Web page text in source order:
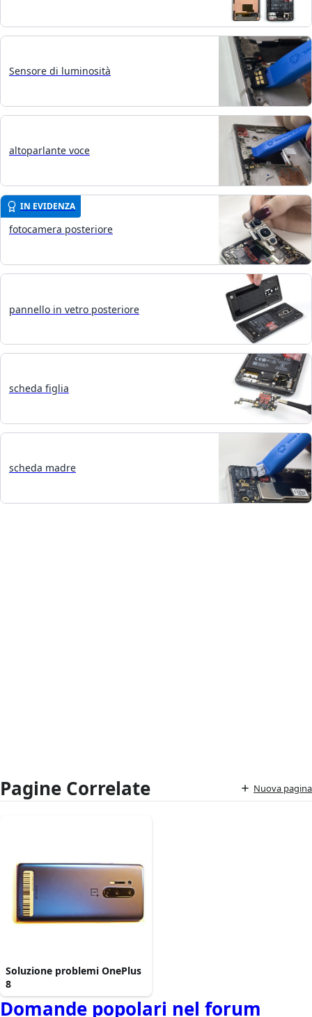
Sensore di luminosità
altoparlante voce
IN EVIDENZA
fotocamera posteriore
pannello in vetro posteriore
scheda figlia
scheda madre
Pagine Correlate Nuova pagina
Soluzione problemi OnePlus
8
Domande popolari nel forum